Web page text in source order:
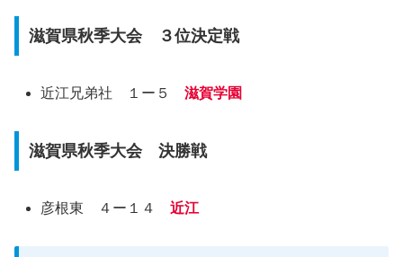
滋賀県秋季大会 ３位決定戦
近江兄弟社 １ー５滋賀学園
滋賀県秋季大会 決勝戦
彦根東 ４ー１４近江